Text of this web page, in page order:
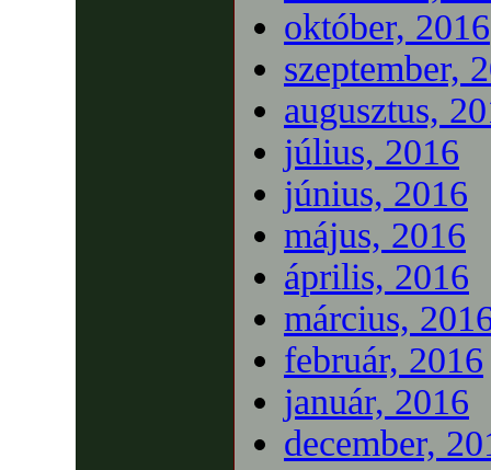
október, 2016
szeptember,
augusztus,
július, 2016
június, 2016
május, 2016
április, 2016
március,
február, 2016
január, 2016
december,